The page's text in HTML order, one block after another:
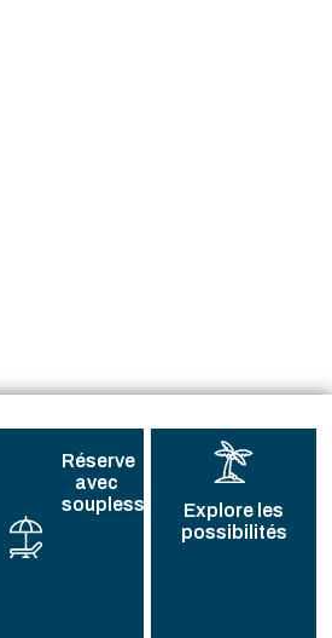
Réserve
avec
souplesse
Explore les
possibilités